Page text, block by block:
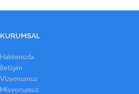
Rhoncus quisque sollicitudin
KURUMSAL
Hakkımızda
İletişim
Vizyonumuz
Misyonumuz